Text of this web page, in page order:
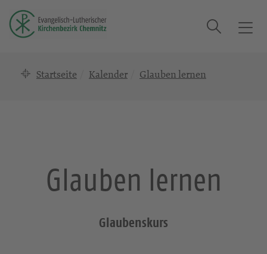
T
Suche
Startseite Kalender Glauben lernen
Glauben lernen
Glaubenskurs